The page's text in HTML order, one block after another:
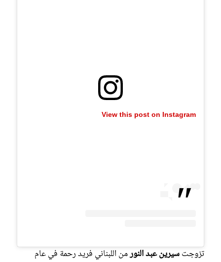
View this post on Instagram
تزوجتسيرين عبد النورمن اللبناني فريد رحمة في عام